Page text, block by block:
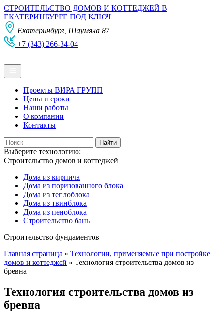
СТРОИТЕЛЬСТВО ДОМОВ И КОТТЕДЖЕЙ В
ЕКАТЕРИНБУРГЕ ПОД КЛЮЧ
Екатеринбург, Шаумяна 87
+7 (343) 266-34-04
Проекты ВИРА ГРУПП
Цены и сроки
Наши работы
О компании
Контакты
Выберите технологию:
Строительство домов и коттеджей
Дома из кирпича
Дома из поризованного блока
Дома из теплоблока
Дома из твинблока
Дома из пеноблока
Строительство бань
Строительство фундаментов
Главная страница » Технологии, применяемые при постройке
домов и коттеджей » Технология строительства домов из
бревна
Технология строительства домов из
бревна